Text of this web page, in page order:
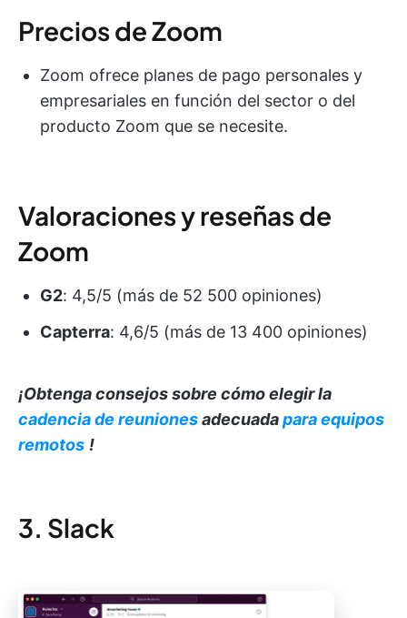
Precios de Zoom
Zoom ofrece planes de pago personales y
empresariales en función del sector o del
producto Zoom que se necesite.
Valoraciones y reseñas de
Zoom
G2: 4,5/5 (más de 52 500 opiniones)
Capterra: 4,6/5 (más de 13 400 opiniones)
¡Obtenga consejos sobre cómo elegir la
cadencia de reunionesadecuadapara equipos
remotos !
3. Slack